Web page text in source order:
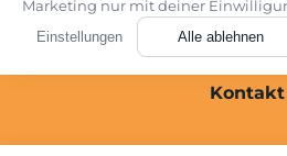
Cookie-
Kontakt
Marketing nur mit deiner
Einstellungen Alle ablehnen